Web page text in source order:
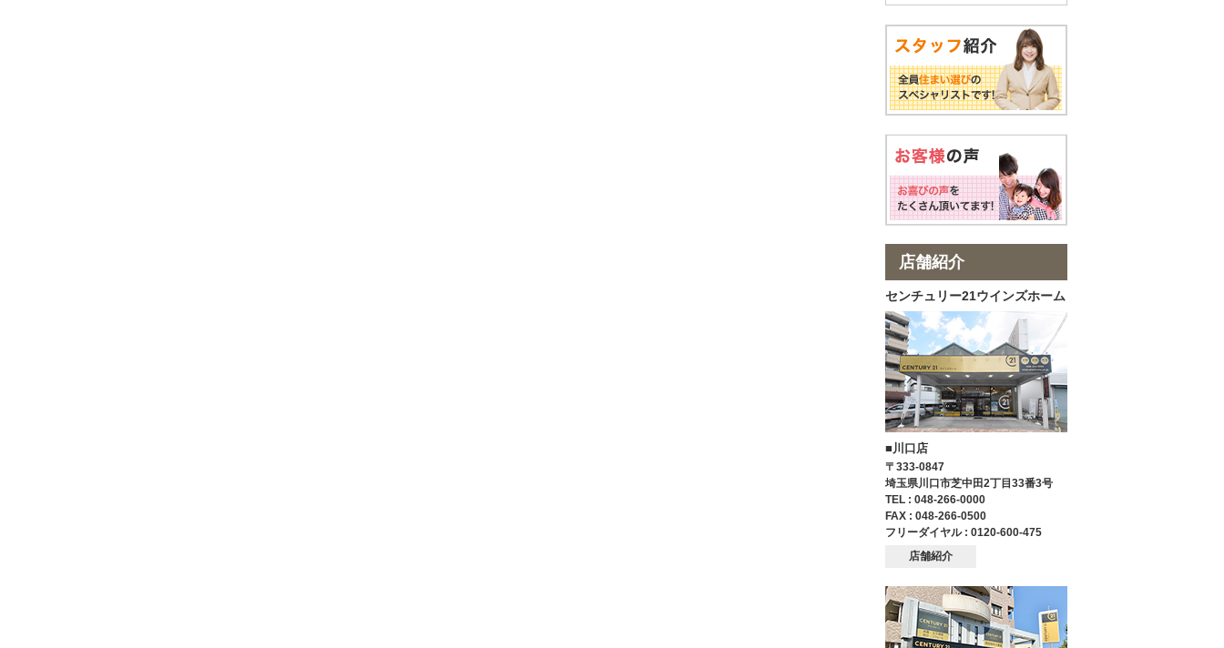
店舗紹介
センチュリー21ウインズホーム
■川口店
〒333-0847
埼玉県川口市芝中田2丁目33番3号
TEL : 048-266-0000
FAX : 048-266-0500
フリーダイヤル : 0120-600-475
店舗紹介